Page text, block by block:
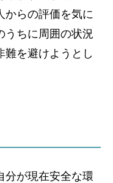
からの評価を気に
うちに周囲の状況
難を避けようとし
分が現在安全な環